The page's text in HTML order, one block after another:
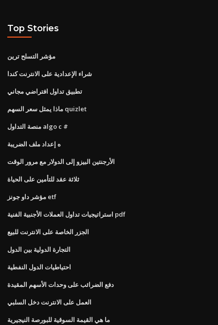
Top Stories
مؤشر التسلح ترين
شراء الإعدادية على الانترنت كندا
تطبيق تداول افتراضي مجاني
ماذا يمثل سعر السهم quizlet
منصة التداول algo c #
ه إعداد ملف الضريبة
الأرجنتين البيزو إلى الدولار مع مرور الوقت
ثلاثة عقد للتأمين على الحياة
مؤشر داو جونز etf
استراتيجيات تداول العملات الأجنبية الفنية pdf
الجزر الخاصة على الانترنت للبيع
التجارة الدولية بين الدول
احتياطيات الدول النفطية
دفع الضرائب على وحدات الأسهم المقيدة
العمل على الانترنت دخل السلبي
ما هي القيمة السوقية للبورصة النيجيرية